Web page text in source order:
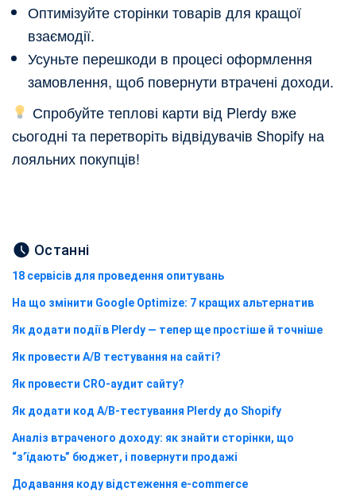
Оптимізуйте сторінки товарів для кращої
взаємодії.
Усуньте перешкоди в процесі оформлення
замовлення, щоб повернути втрачені доходи.
Спробуйте теплові карти від Plerdy вже
сьогодні та перетворіть відвідувачів Shopify на
лояльних покупців!
Останні
18 сервісів для проведення опитувань
На що змінити Google Optimize: 7 кращих альтернатив
Як додати події в Plerdy — тепер ще простіше й точніше
Як провести A/B тестування на сайті?
Як провести CRO-аудит сайту?
Як додати код A/B-тестування Plerdy до Shopify
Аналіз втраченого доходу: як знайти сторінки, що
“з’їдають” бюджет, і повернути продажі
Додавання коду відстеження e-commerce